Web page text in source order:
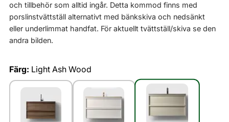
och tillbehör som alltid ingår. Detta kommod finns med
porslinstvättställ alternativt med bänkskiva och nedsänkt
eller underlimmat handfat. För aktuellt tvättställ/skiva se den
andra bilden.
Färg: Light Ash Wood